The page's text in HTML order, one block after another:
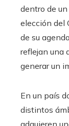
dentro de
elección del
de su
reflejan una
generar un
En un país
distintos
adquieren